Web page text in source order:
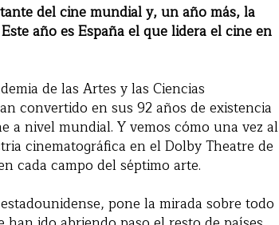
del cine mundial y, un año más, la
año es España el que lidera el cine en
de las Artes y las Ciencias
convertido en sus 92 años de existencia
a nivel mundial. Y vemos cómo una vez al
cinematográfica en el Dolby Theatre de
cada campo del séptimo arte.
pone la mirada sobre todo